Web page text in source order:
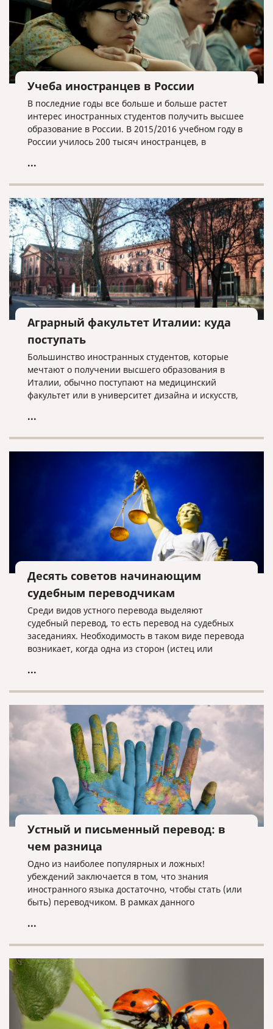
Учеба иностранцев в России
В последние годы все больше и больше растет
интерес иностранных студентов получить высшее
образование в России. В 2015/2016 учебном году в
России училось 200 тысяч иностранцев, в
257 тысяч. То есть их количество за три года
больше. Если в 2016/2017 учебном году студенты
из-за границы учились в 693 университетах
нашей страны, то сейчас – в 703. Это почти 92%
всех вузов (всего в России работает 766 высших
учебных заведений).
...
Аграрный факультет Италии: куда
поступать
Большинство иностранных студентов, которые
мечтают о получении высшего образования в
Италии, обычно поступают на медицинский
факультет или в университет дизайна и искусств,
можно получить высшее образование
...
Десять советов начинающим
судебным переводчикам
Среди видов устного перевода выделяют
судебный перевод, то есть перевод на судебных
заседаниях. Необходимость в таком виде перевода
возникает, когда одна из сторон (истец или
...
Устный и письменный перевод: в
чем разница
Одно из наиболее популярных и ложных!
убеждений заключается в том, что знания
иностранного языка достаточно, чтобы стать (или
быть) переводчиком. В рамках данного
очевидное убеждение – письменный переводчик
представления о различиях между работой
устного и письменного переводчика.
...